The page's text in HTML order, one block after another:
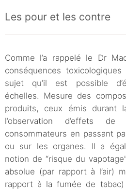
Les pour et les contre
Comme l’a rappelé le Dr
conséquences
sujet qu’il est possible
échelles. Mesure des
produits, ceux émis durant
l’observation d’effets
consommateurs en passant
ou sur les organes. Il a
notion de “risque du
absolue (par rapport à l’air)
rapport à la fumée de tabac)